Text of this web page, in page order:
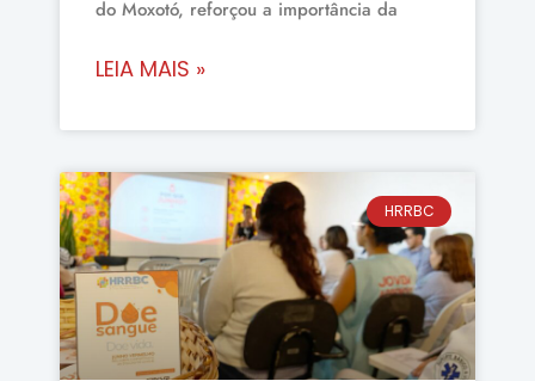
do Moxotó, reforçou a importância da
LEIA MAIS »
HRRBC